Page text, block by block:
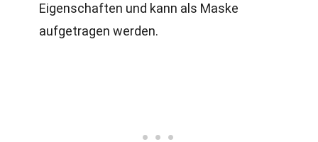
Eigenschaften und kann als Maske
aufgetragen werden.